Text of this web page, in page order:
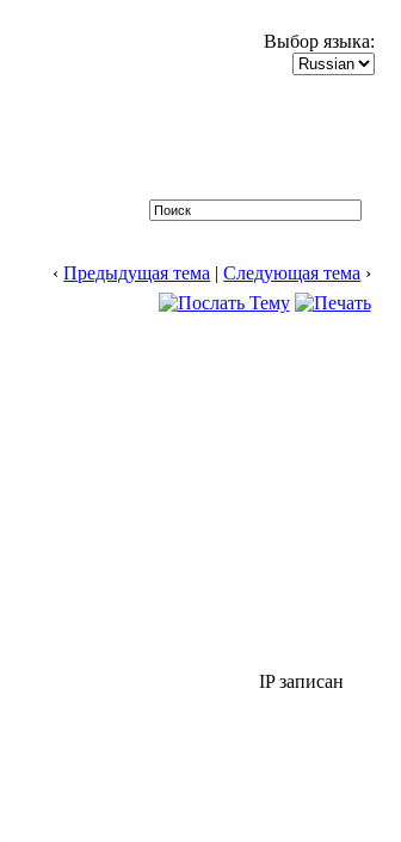
Выбор языка:
‹Предыдущая тема |Следующая тема ›
IP записан